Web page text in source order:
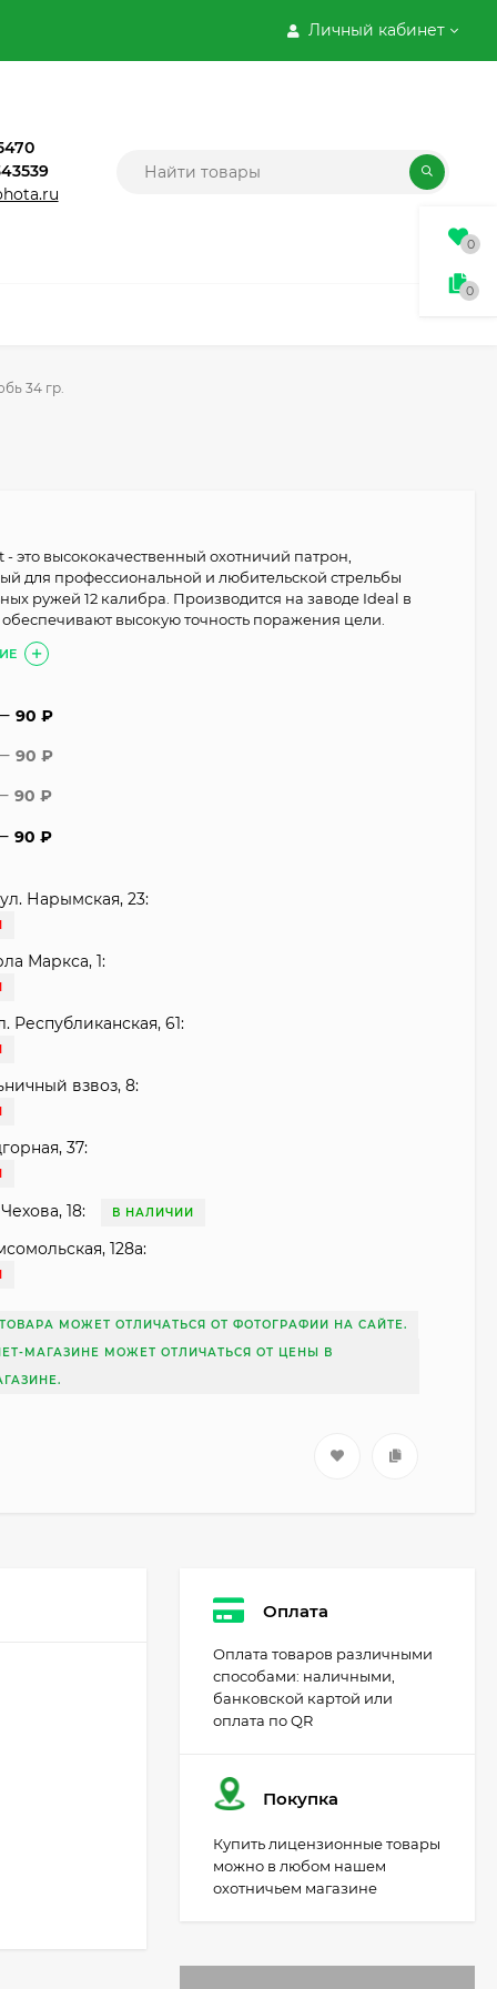
Личный кабинет
34 гр.
- это высококачественный охотничий патрон,
для профессиональной и любительской стрельбы
ружей 12 калибра. Производится на заводе Ideal в
высокую точность поражения цели.
90₽
90₽
90₽
90₽
Нарымская, 23:
Маркса, 1:
Республиканская, 61:
взвоз, 8:
37:
18: В НАЛИЧИИ
128а:
МОЖЕТ ОТЛИЧАТЬСЯ ОТ ФОТОГРАФИИ НА САЙТЕ.
МАГАЗИНЕ МОЖЕТ ОТЛИЧАТЬСЯ ОТ ЦЕНЫ В
Оплата
Оплата товаров различными
способами: наличными,
банковской картой или
оплата по QR
Покупка
Купить лицензионные товары
можно в любом нашем
охотничьем магазине
90₽
85₽
Патрон 5.6 мм
21₽
0
0